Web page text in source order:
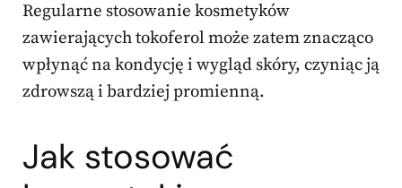
Regularne stosowanie kosmetyków
zawierających tokoferol może zatem znacząco
wpłynąć na kondycję i wygląd skóry, czyniąc ją
zdrowszą i bardziej promienną.
Jak stosować